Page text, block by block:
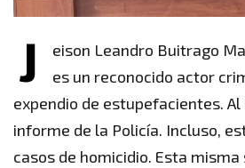
J
eison Leandro Buitrago
es un reconocido actor
expendio de estupefacientes. Al
informe de la Policía. Incluso,
casos de homicidio. Esta misma